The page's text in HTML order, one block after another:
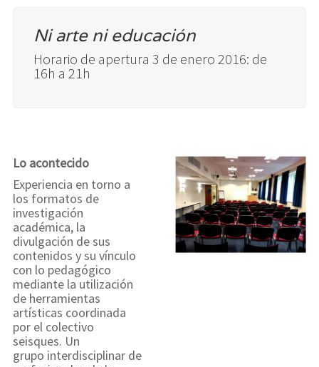
Ni arte ni educación
Horario de apertura 3 de enero 2016: de
16h a 21h
Lo acontecido
Experiencia en torno a
los formatos de
investigación
académica, la
divulgación de sus
contenidos y su vínculo
con lo pedagógico
mediante la utilización
de herramientas
artísticas coordinada
por el colectivo
seisques. Un
grupo interdisciplinar de